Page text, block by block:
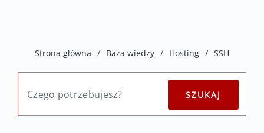
Strona główna / Baza wiedzy / Hosting / SSH